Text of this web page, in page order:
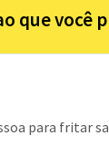
que você
para fritar